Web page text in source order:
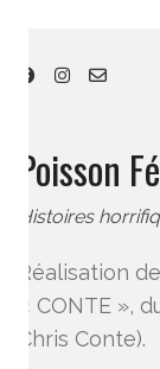
Poisson
Histoires
Réalisation
« CONTE »,
Chris Conte).